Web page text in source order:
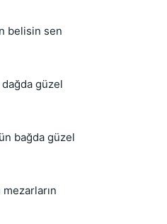
belisin sen
dağda güzel
bağda güzel